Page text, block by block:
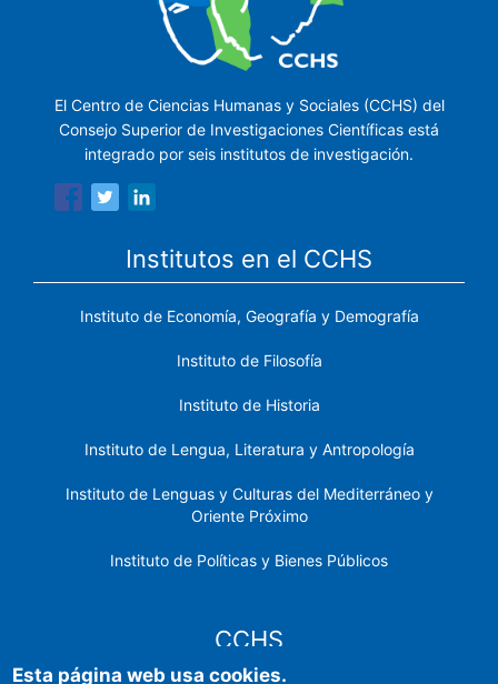
El Centro de Ciencias Humanas y Sociales (CCHS) del
Consejo Superior de Investigaciones Científicas está
integrado por seis institutos de investigación.
Institutos en el CCHS
Instituto de Economía, Geografía y Demografía
Instituto de Filosofía
Instituto de Historia
Instituto de Lengua, Literatura y Antropología
Instituto de Lenguas y Culturas del Mediterráneo y
Oriente Próximo
Instituto de Políticas y Bienes Públicos
CCHS
Esta página web usa cookies.